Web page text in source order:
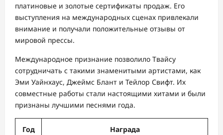
платиновые и золотые сертификаты продаж. Его
выступления на международных сценах привлекали
внимание и получали положительные отзывы от
мировой прессы.
Международное признание позволило Твайсу
сотрудничать с такими знаменитыми артистами, как
Эми Уайнхаус, Джеймс Блант и Тейлор Свифт. Их
совместные работы стали настоящими хитами и были
признаны лучшими песнями года.
Год Награда